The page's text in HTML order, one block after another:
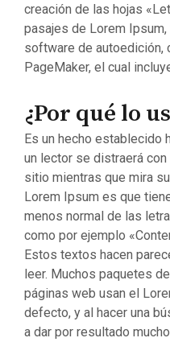
creación de las hojas
pasajes de Lorem
software de autoedición,
PageMaker, el cual
¿Por qué lo
Es un hecho establecido
un lector se distraerá
sitio mientras que mira
Lorem Ipsum es que
menos normal de las
como por ejemplo
Estos textos hacen
leer. Muchos paquetes
páginas web usan el
defecto, y al hacer una
a dar por resultado